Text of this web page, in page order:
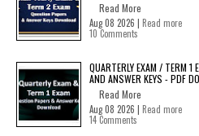
Read More
Aug 08 2026 | Read more
10 Comments
QUARTERLY EXAM / TERM 1
AND ANSWER KEYS - PDF
Read More
Aug 08 2026 | Read more
14 Comments